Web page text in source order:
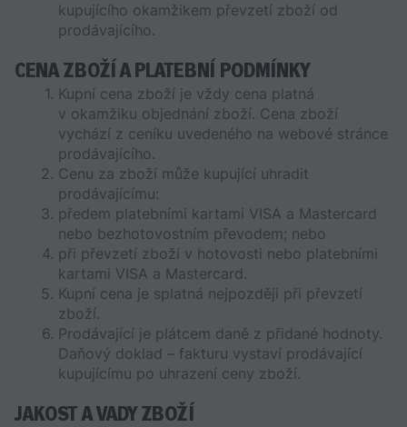
kupujícího okamžikem převzetí zboží od
prodávajícího.
CENA ZBOŽÍ A PLATEBNÍ PODMÍNKY
Kupní cena zboží je vždy cena platná
v okamžiku objednání zboží. Cena zboží
vychází z ceníku uvedeného na webové stránce
prodávajícího.
Cenu za zboží může kupující uhradit
prodávajícímu:
předem platebními kartami VISA a Mastercard
nebo bezhotovostním převodem; nebo
při převzetí zboží v hotovosti nebo platebními
kartami VISA a Mastercard.
Kupní cena je splatná nejpozději při převzetí
zboží.
Prodávající je plátcem daně z přidané hodnoty.
Daňový doklad – fakturu vystaví prodávající
kupujícímu po uhrazení ceny zboží.
JAKOST A VADY ZBOŽÍ